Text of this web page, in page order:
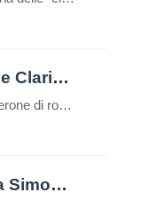
Monastero delle Clarisse Eremite di Santa Maria della Provvidenza
Arroccata su uno sperone di roccia che domina la valle del Tevere, Fara in Sabina è un gioiello medievale della provincia di Rieti. Ma oltre i suoi vicoli pittoreschi e i panorami mozzafiato, il borgo custodisce un luogo dove il tempo sembra essersi fermato, un’isola di profonda spiritualità: il Monastero delle Clarisse Eremite di Santa […]
L’Oasi Sulfurea Simone Agostini